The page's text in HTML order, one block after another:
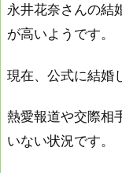
永井花奈さんの結
が高いようです。
現在、公式に結婚
熱愛報道や交際相
いない状況です。